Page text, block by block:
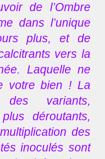
de l’Ombre
dans l’unique
plus, et de
vers la
Laquelle ne
votre bien ! La
des variants,
déroutants,
des
inoculés sont